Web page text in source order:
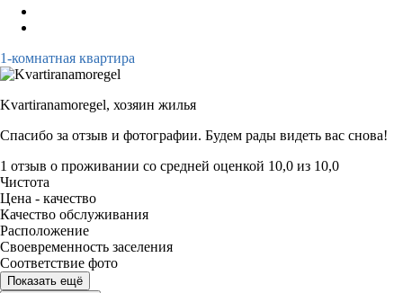
1-комнатная квартира
Kvartiranamoregel, хозяин жилья
Спасибо за отзыв и фотографии. Будем рады видеть вас снова!
1 отзыв о проживании со средней оценкой 10,0 из 10,0
Чистота
Цена - качество
Качество обслуживания
Расположение
Своевременность заселения
Соответствие фото
Показать ещё